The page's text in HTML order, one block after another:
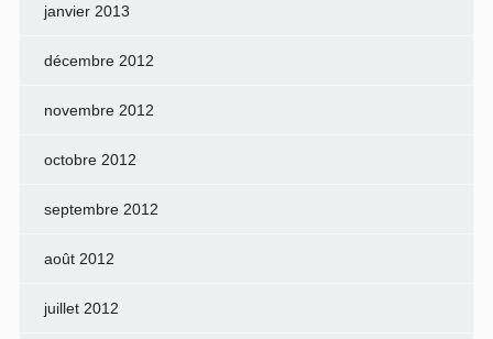
janvier 2013
décembre 2012
novembre 2012
octobre 2012
septembre 2012
août 2012
juillet 2012